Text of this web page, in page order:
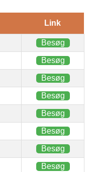
Link
Besøg
Besøg
Besøg
Besøg
Besøg
Besøg
Besøg
Besøg